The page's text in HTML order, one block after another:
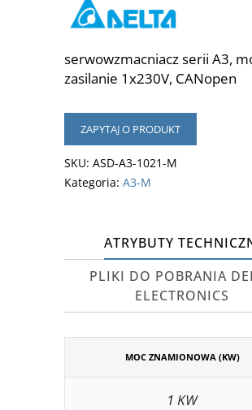
serwowzmacniacz serii A3,
zasilanie 1x230V, CANopen
ZAPYTAJ O PRODUKT
SKU: ASD-A3-1021-M
Kategoria: A3-M
ATRYBUTY
PLIKI DO POBRANIA
ELECTRONICS
MOC ZNAMIONOWA (KW)
1 KW